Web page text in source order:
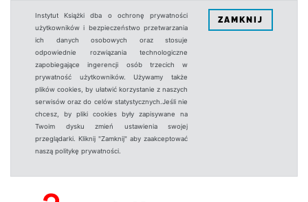
Instytut Książki dba o ochronę prywatności
użytkowników i bezpieczeństwo przetwarzania
ich danych osobowych oraz stosuje
odpowiednie rozwiązania technologiczne
zapobiegające ingerencji osób trzecich w
prywatność użytkowników. Używamy także
plików cookies, by ułatwić korzystanie z naszych
serwisów oraz do celów statystycznych.Jeśli nie
chcesz, by pliki cookies były zapisywane na
Twoim dysku zmień ustawienia swojej
przeglądarki. Kliknij "Zamknij" aby zaakceptować
naszą politykę prywatności.
ZAMKNIJ